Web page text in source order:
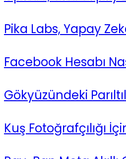
Pika Labs, Yapay
Facebook Hesabı
Gökyüzündeki
Kuş Fotoğrafçılığı